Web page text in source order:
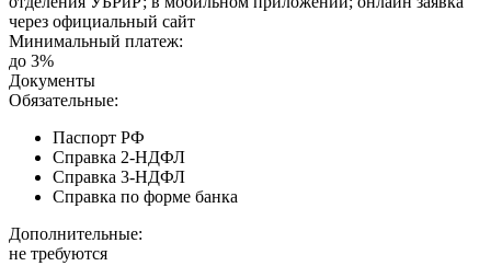
через официальный сайт
Минимальный платеж:
до 3%
Документы
Обязательные:
Паспорт РФ
Справка 2-НДФЛ
Справка 3-НДФЛ
Справка по форме банка
Дополнительные:
не требуются